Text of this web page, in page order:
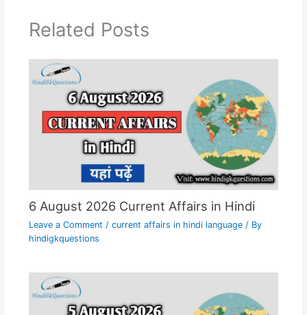
Related Posts
6 August 2026 Current Affairs in Hindi
Leave a Comment / current affairs in hindi language/ By
hindigkquestions